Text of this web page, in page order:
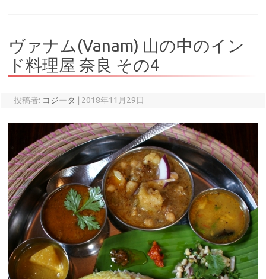
ヴァナム(Vanam) 山の中のイン
ド料理屋 奈良 その4
投稿者: コジータ 2018年11月29日